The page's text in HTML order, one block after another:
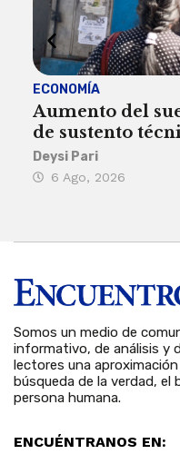
ECONOMÍA
Aumento del
de sustento
Deysi Pari
6 Ago, 2026
Somos un medio de
informativo, de análisis y
lectores una
búsqueda de la verdad, el
persona humana.
ENCUÉNTRANOS EN: